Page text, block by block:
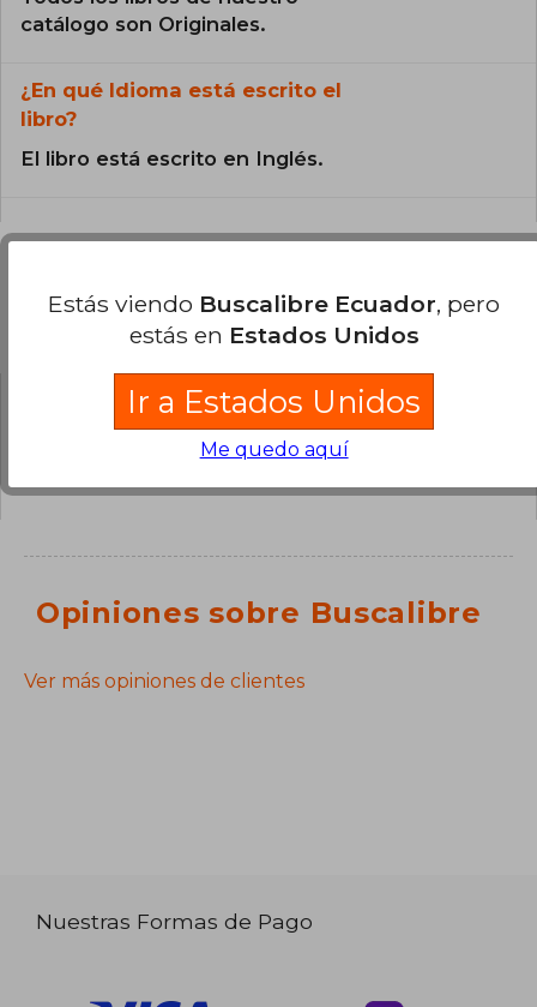
catálogo son Originales.
¿En qué Idioma está escrito el
libro?
El libro está escrito en Inglés.
Preguntas y respuestas sobre el libro
¿Tienes una pregunta sobre el libro?Inicia
para poder agregar tu propia pregunta.
Opiniones sobre Buscalibre
Ver más opiniones de clientes
Nuestras Formas de Pago
Estás viendo Buscalibre Ecuador, pero
estás en Estados Unidos
Ir a Estados Unidos
Me quedo aquí